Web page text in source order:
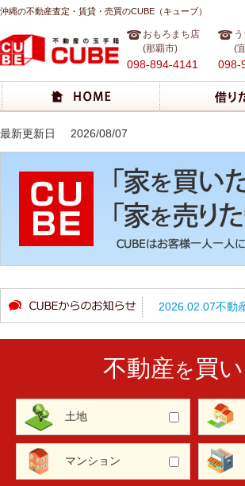
沖縄の不動産査定・賃貸・売買のCUBE（キューブ）
おもろまち店
(那覇市)
098-894-4141
(
098-
最新更新日 2026/08/07
2026.02.07不動
不動産を 買
土地
マンション